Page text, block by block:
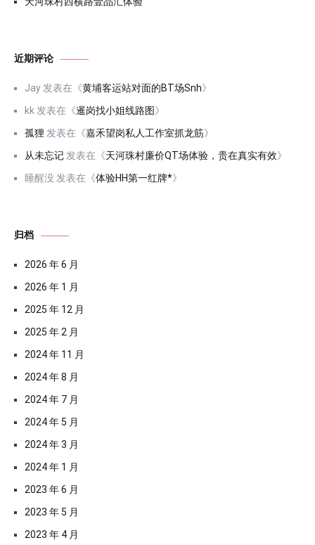
近期评论
Jay 发表在《黄埔客运站对面的BT场Snh》
kk 发表在《暹岗找小姐线路图》
孤狸 发表在《嘉禾望岗私人工作室抓龙筋》
从未忘记 发表在《天河珠村廉价QT场体验，贵在真实有效》
睡醒没 发表在《体验HH第一红牌*》
归档
2026 年 6 月
2026 年 1 月
2025 年 12 月
2025 年 2 月
2024 年 11 月
2024 年 8 月
2024 年 7 月
2024 年 5 月
2024 年 3 月
2024 年 1 月
2023 年 6 月
2023 年 5 月
2023 年 4 月